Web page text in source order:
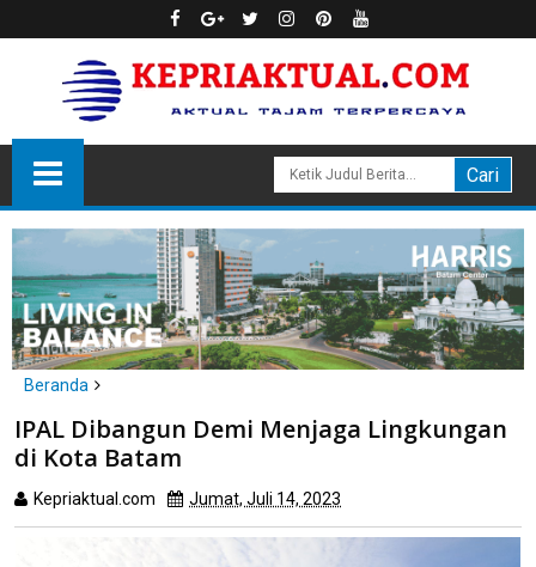
Beranda
IPAL Dibangun Demi Menjaga Lingkungan di Kota Batam
IPAL Dibangun Demi Menjaga Lingkungan
di Kota Batam
Kepriaktual.com Jumat, Juli 14, 2023